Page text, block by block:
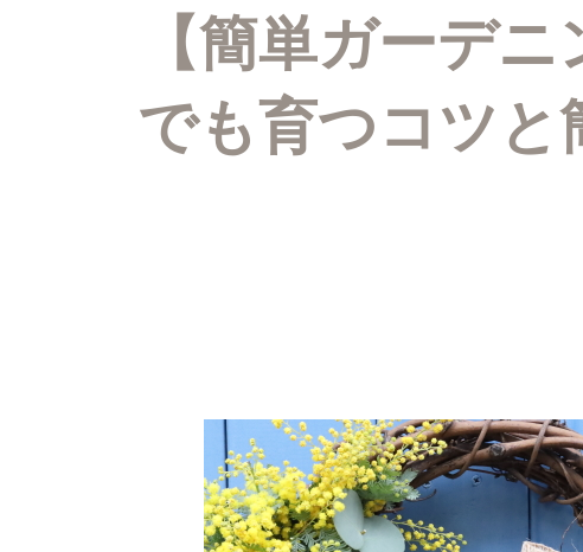
【簡単ガーデ
でも育つコツと